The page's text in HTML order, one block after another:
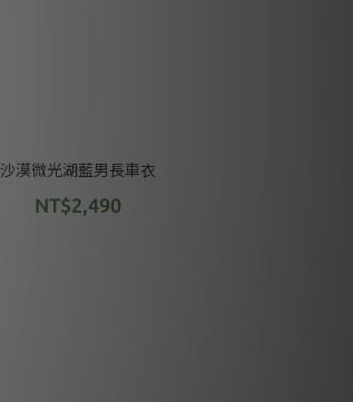
沙漠微光湖藍男長車衣
NT$2,490